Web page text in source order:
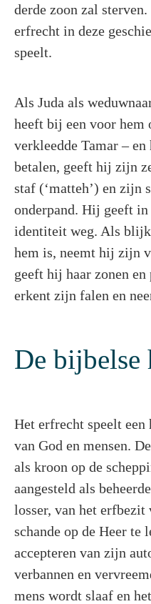
derde zoon zal
erfrecht in deze
speelt.
Als Juda als
heeft bij een voor hem
verkleedde Tamar –
betalen, geeft hij zijn
staf (‘matteh’) en zijn
onderpand. Hij geeft
identiteit weg. Als
hem is, neemt hij zijn
geeft hij haar zonen
erkent zijn falen en
De
Het erfrecht speelt
van God en mensen.
als kroon op de
aangesteld als
losser, van het erfbezit
schande op de Heer te
accepteren van zijn
verbannen en
mens wordt slaaf en